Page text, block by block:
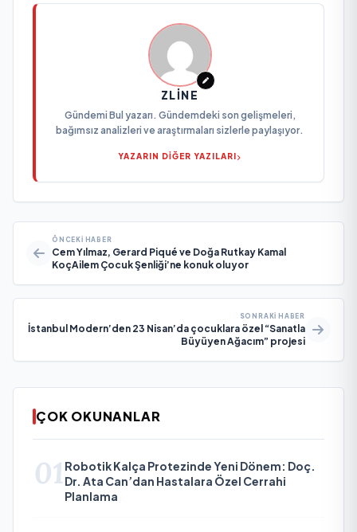
ZLINE
Gündemi Bul yazarı. Gündemdeki son gelişmeleri,
bağımsız analizleri ve araştırmaları sizlerle paylaşıyor.
YAZARIN DİĞER YAZILARI
ÖNCEKI HABER
Cem Yılmaz, Gerard Piqué ve Doğa Rutkay Kamal
KoçAilem Çocuk Şenliği’ne konuk oluyor
SONRAKI HABER
İstanbul Modern’den 23 Nisan’da çocuklara özel “Sanatla
Büyüyen Ağacım” projesi
ÇOK OKUNANLAR
01 Robotik Kalça Protezinde Yeni Dönem: Doç.
Dr. Ata Can’dan Hastalara Özel Cerrahi
Planlama